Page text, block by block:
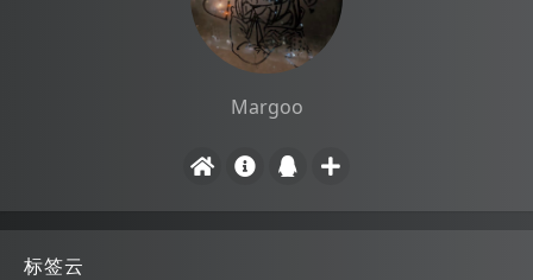
Margoo
标签云